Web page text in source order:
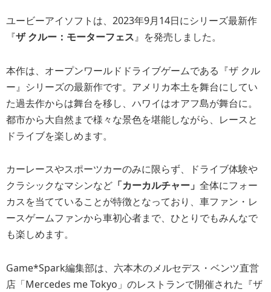
ユービーアイソフトは、2023年9月14日にシリーズ最新作
『ザ クルー：モーターフェス』を発売しました。
本作は、オープンワールドドライブゲームである『ザ クル
ー』シリーズの最新作です。アメリカ本土を舞台にしてい
た過去作からは舞台を移し、ハワイはオアフ島が舞台に。
都市から大自然まで様々な景色を堪能しながら、レースと
ドライブを楽しめます。
カーレースやスポーツカーのみに限らず、ドライブ体験や
クラシックなマシンなど 「カーカルチャー」 全体にフォー
カスを当てていることが特徴となっており、車ファン・レ
ースゲームファンから車初心者まで、ひとりでもみんなで
も楽しめます。
Game*Spark編集部は、六本木のメルセデス・ベンツ直営
店「Mercedes me Tokyo」のレストランで開催された『ザ